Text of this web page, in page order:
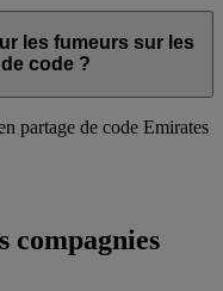
les fumeurs sur les
code ?
partage de code Emirates
compagnies